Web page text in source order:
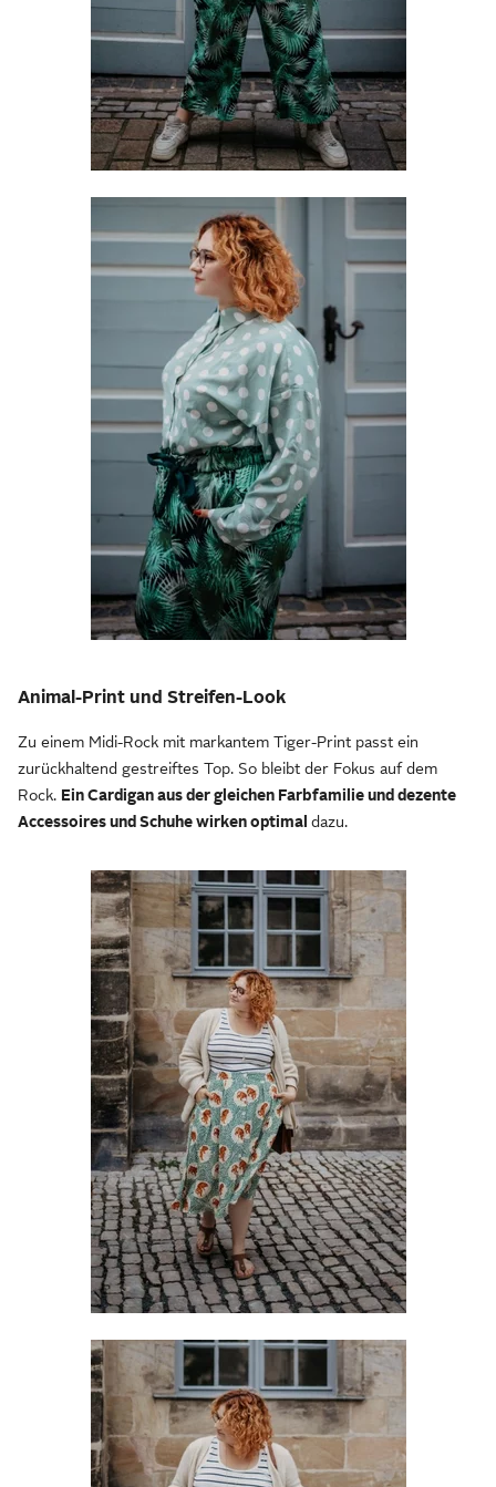
Animal-Print und Streifen-Look
Zu einem Midi-Rock mit markantem Tiger-Print passt ein
zurückhaltend gestreiftes Top. So bleibt der Fokus auf dem
Rock. Ein Cardigan aus der gleichen Farbfamilie und dezente
Accessoires und Schuhe wirken optimal dazu.